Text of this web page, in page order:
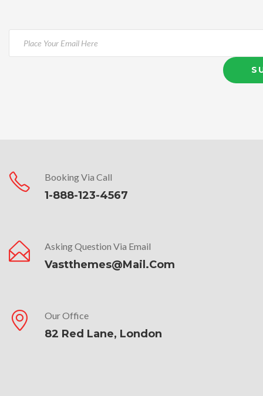
Booking Via Call
1-888-123-4567
Asking Question Via Email
Vastthemes@mail.com
Our Office
82 Red Lane, London